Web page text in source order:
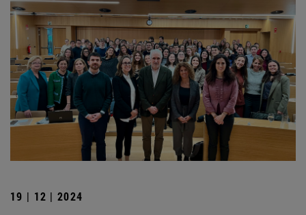
19 | 12 | 2024